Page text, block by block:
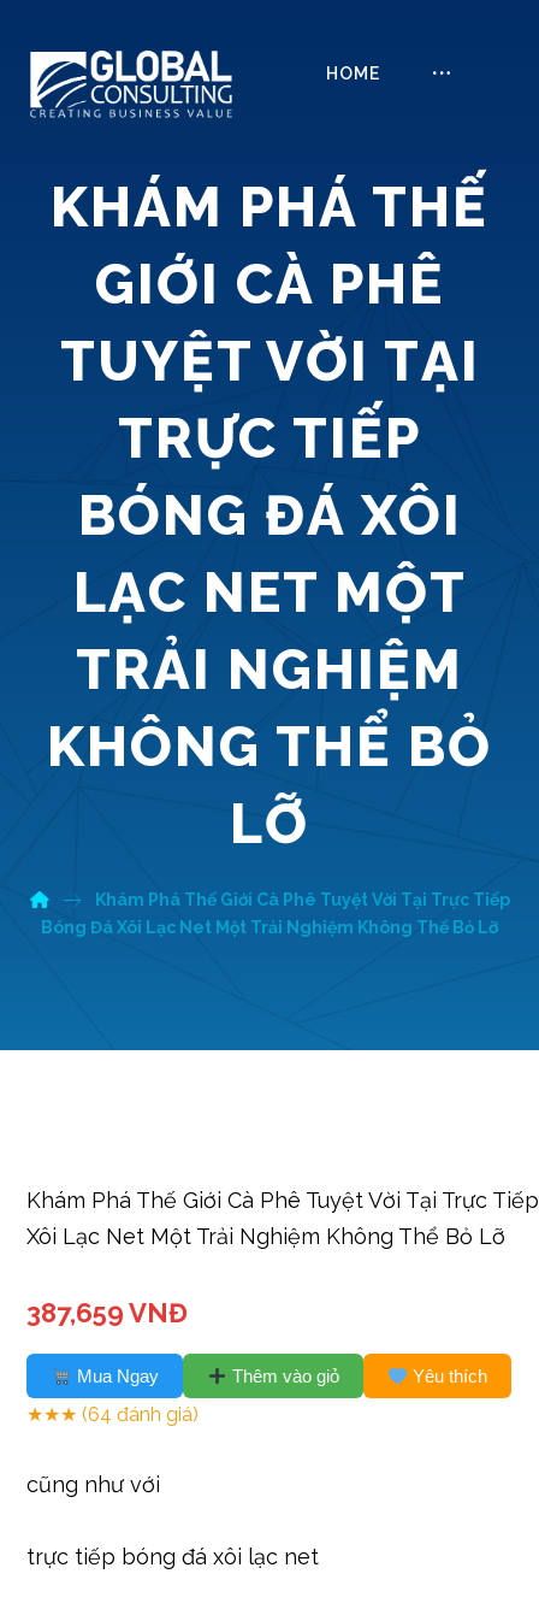
HOME
KHÁM PHÁ THẾ
GIỚI CÀ PHÊ
TUYỆT VỜI TẠI
TRỰC TIẾP
BÓNG ĐÁ XÔI
LẠC NET MỘT
TRẢI NGHIỆM
KHÔNG THỂ BỎ
LỠ
Khám Phá Thế Giới Cà Phê Tuyệt Vời Tại Trực Tiếp
Bóng Đá Xôi Lạc Net Một Trải Nghiệm Không Thể Bỏ Lỡ
Khám Phá Thế Giới Cà Phê Tuyệt Vời Tại Trực
Xôi Lạc Net Một Trải Nghiệm Không Thể Bỏ Lỡ
387,659 VNĐ
Mua Ngay Thêm vào giỏ Yêu thích
★★★(64 đánh giá)
cũng như với
trực tiếp bóng đá xôi lạc net